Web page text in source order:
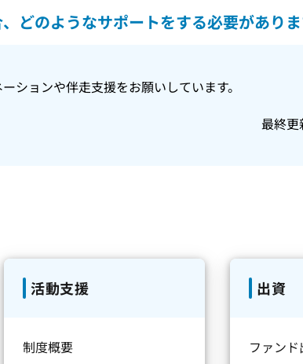
どのようなサポートをする必要がありま
ションや伴走支援をお願いしています。
最終更
活動支援
制度概要
出資
ファン